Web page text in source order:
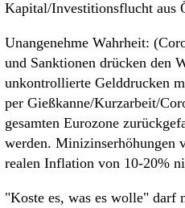
Kapital/Investitionsflucht aus
Unangenehme Wahrheit:
und Sanktionen drücken den
unkontrollierte Gelddrucken
per Gießkanne/Kurzarbeit/
gesamten Eurozone
werden. Minizinserhöhungen
realen Inflation von 10-20%
"Koste es, was es wolle" darf